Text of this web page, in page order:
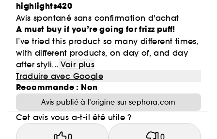
highlights420
Avis spontané sans confirmation d'achat
A must buy if you’re going for frizz puff!
I’ve tried this product so many different times,
with different products, on day of, and day
after styli... Voir plus
Traduire avec Google
Recommande : Non
Avis publié à l’origine sur sephora.com
Cet avis vous a-t-il été utile ?
0 0